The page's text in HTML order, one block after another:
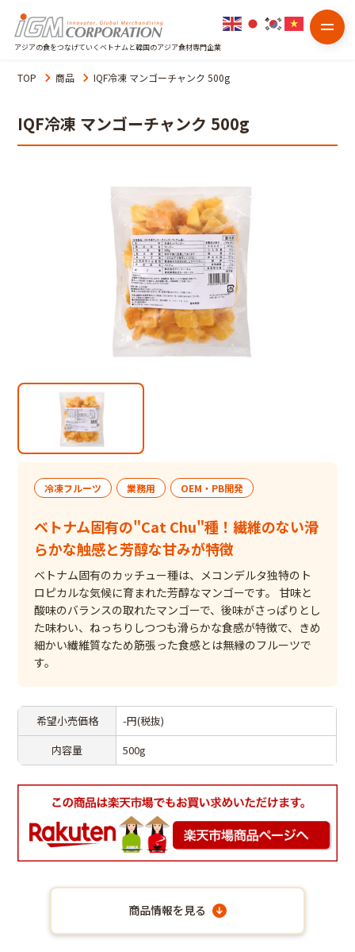
アジアの食をつなげていくベトナムと韓国のアジア食材専門企業
TOP 商品 IQF冷凍 マンゴーチャンク 500g
IQF冷凍 マンゴーチャンク 500g
冷凍フルーツ 業務用 OEM・PB開発
ベトナム固有の"Cat Chu"種！繊維のない滑
らかな触感と芳醇な甘みが特徴
ベトナム固有のカッチュー種は、メコンデルタ独特のト
ロピカルな気候に育まれた芳醇なマンゴーです。 甘味と
酸味のバランスの取れたマンゴーで、後味がさっぱりとし
た味わい、ねっちりしつつも滑らかな食感が特徴で、きめ
細かい繊維質なため筋張った食感とは無縁のフルーツで
す。
希望小売価格
-円(税抜)
内容量
500g
商品情報を見る